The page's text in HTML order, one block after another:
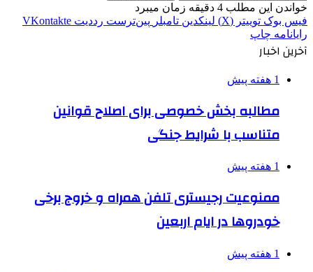
خواندن این مطلب 4 دقیقه زمان میبرد
فیس بوک توییتر (X) لینکدین ‫تامبلر ‫پین‌ترست ‫رددیت ‫VKontakte
رایانامه چاپ
آخرین اخبار
1 هفته پیش
مطالبه بخش خصوصی برای اصلاح قوانین
متناسب با شرایط جنگی
1 هفته پیش
ممنوعیت رجیستری تلفن همراه و خروج برخی
خودروها در ایام اربعین
1 هفته پیش